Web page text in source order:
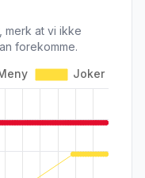
merk at vi ikke
forekomme.